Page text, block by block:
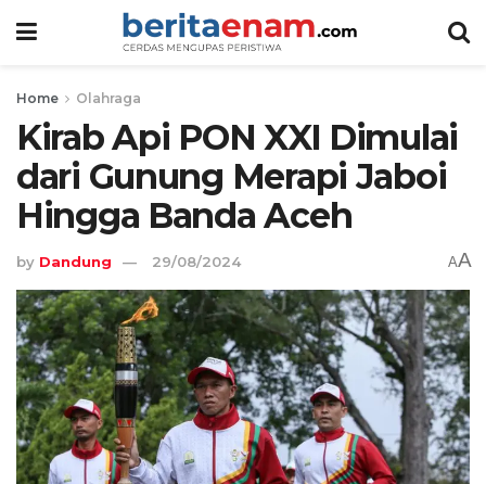
Home Olahraga
Kirab Api PON XXI Dimulai
dari Gunung Merapi Jaboi
Hingga Banda Aceh
by Dandung 29/08/2024 AA